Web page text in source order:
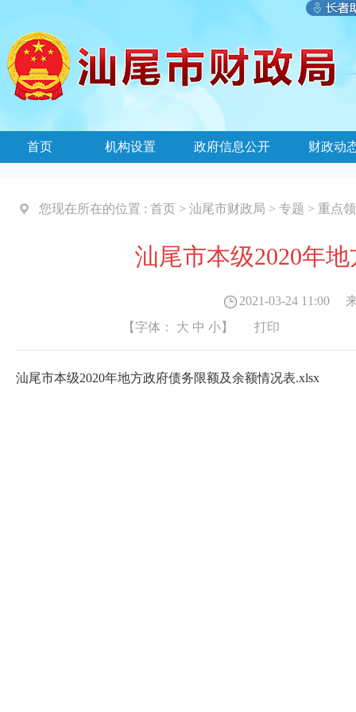
首页 机构设置 政府信息公开 财政动
您现在所在的位置 : 首页 > 汕尾市财政局 > 专题 > 重点
汕尾市本级2020年
2021-03-24 11:00
【字体： 大 中 小】 打印
汕尾市本级2020年地方政府债务限额及余额情况表.xlsx